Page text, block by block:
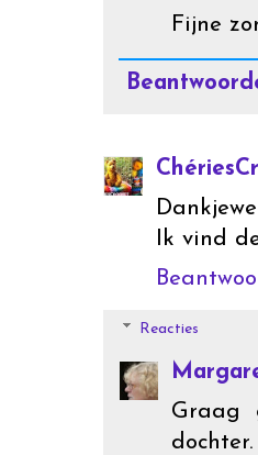
Fijne
Ik vind
Reacties
Graag